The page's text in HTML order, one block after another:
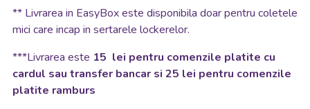
** Livrarea in EasyBox este disponibila doar pentru coletele
mici care incap in sertarele lockerelor.
***Livrarea este 15 lei pentru comenzile platite cu
cardul sau transfer bancar si 25 lei pentru comenzile
platite ramburs